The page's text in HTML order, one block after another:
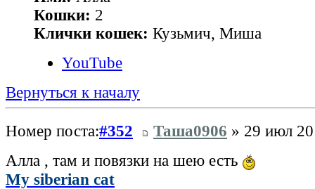
Кошки: 2
Клички кошек: Кузьмич, Миша
YouTube
Вернуться к началу
Номер поста:#352 Таша0906 » 29 июл
Алла , там и повязки на шею есть
My siberian cat